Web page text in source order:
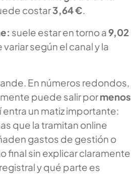
costar3,64 €
suele estar en torno a9,02
según el canal y la
En números redondos,
puede salir pormenos
entra un matiz importante:
que la tramitan online
gastos de gestión o
final sin explicar claramente
y qué parte es